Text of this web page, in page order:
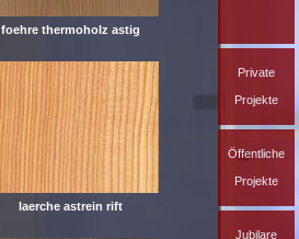
Private
Projekte
Öffentliche
Projekte
Jubilare
foehre thermoholz astig
laerche astrein rift